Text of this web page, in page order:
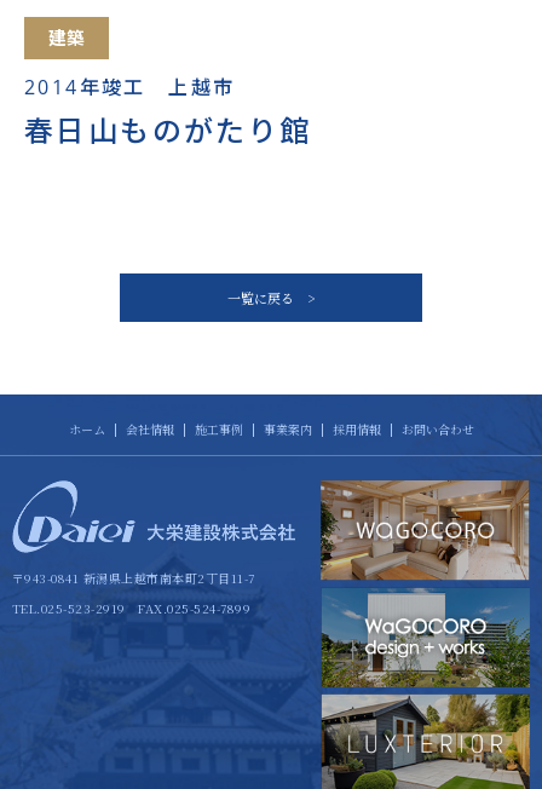
建築
2014年竣工 上越市
春日山ものがたり館
一覧に戻る >
ホーム 会社情報 施工事例 事業案内 採用情報 お問い合わせ
〒943-0841 新潟県上越市南本町2丁目11-7
TEL.025-523-2919 FAX.025-524-7899